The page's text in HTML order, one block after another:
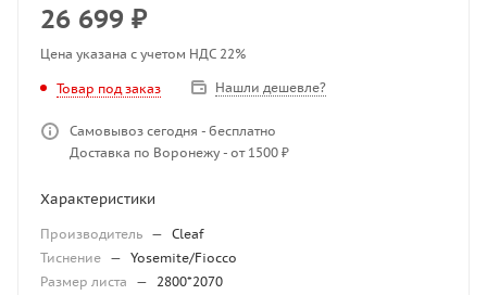
26 699 ₽
Цена указана с учетом НДС 22%
Товар под заказ Нашли дешевле?
Самовывоз сегодня - бесплатно
Доставка по Воронежу - от 1500 ₽
Характеристики
Производитель — Cleaf
Тиснение — Yosemite/Fiocco
Размер листа
— 2800*2070